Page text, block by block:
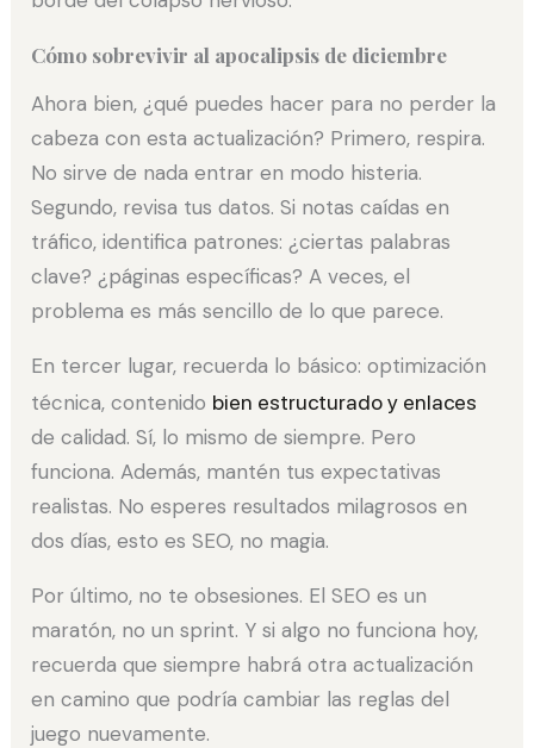
Cómo sobrevivir al apocalipsis de diciembre
Ahora bien, ¿qué puedes hacer para no perder la
cabeza con esta actualización? Primero, respira.
No sirve de nada entrar en modo histeria.
Segundo, revisa tus datos. Si notas caídas en
tráfico, identifica patrones: ¿ciertas palabras
clave? ¿páginas específicas? A veces, el
problema es más sencillo de lo que parece.
En tercer lugar, recuerda lo básico: optimización
técnica, contenido bien estructurado y enlaces
de calidad. Sí, lo mismo de siempre. Pero
funciona. Además, mantén tus expectativas
realistas. No esperes resultados milagrosos en
dos días, esto es SEO, no magia.
Por último, no te obsesiones. El SEO es un
maratón, no un sprint. Y si algo no funciona hoy,
recuerda que siempre habrá otra actualización
en camino que podría cambiar las reglas del
juego nuevamente.